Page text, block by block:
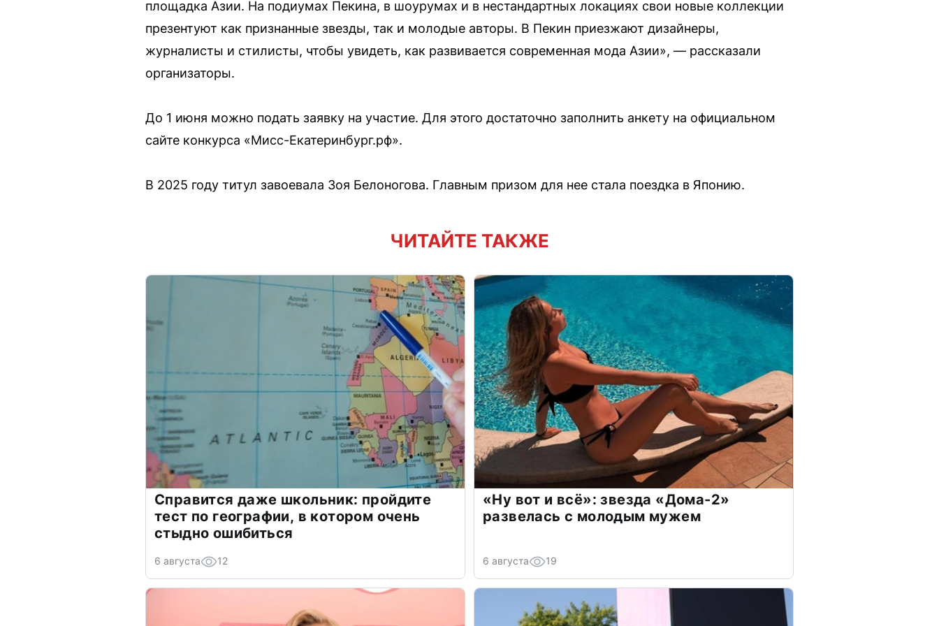
площадка Азии. На подиумах Пекина, в шоурумах и в нестандартных локациях свои новые коллекции
презентуют как признанные звезды, так и молодые авторы. В Пекин приезжают дизайнеры,
журналисты и стилисты, чтобы увидеть, как развивается современная мода Азии», — рассказали
организаторы.
До 1 июня можно подать заявку на участие. Для этого достаточно заполнить анкету на официальном
сайте конкурса «Мисс-Екатеринбург.рф».
В 2025 году титул завоевала Зоя Белоногова. Главным призом для нее стала поездка в Японию.
ЧИТАЙТЕ ТАКЖЕ
Справится даже школьник: пройдите
тест по географии, в котором очень
стыдно ошибиться
6 августа 12
«Ну вот и всё»: звезда «Дома-2»
развелась с молодым мужем
6 августа 19